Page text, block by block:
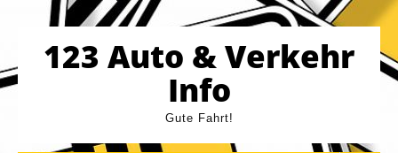
content123 Auto & Verkehr
Info
Gute Fahrt!